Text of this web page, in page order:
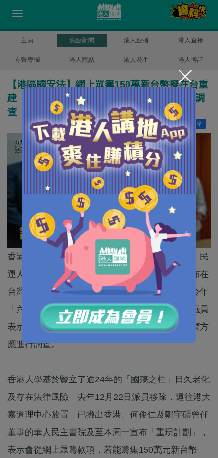
主頁 焦點新聞 港人點播 港人直播
有聲專欄 港人觀點 港人花生 港人博評
【港區國安法】網上眾籌150萬新台幣擬在台重
建「國殤之柱」 議員質疑涉違國安法促港警調
查
分享
讚好 12
香港大學去年底移除「國殤之柱」後，由「六四」民
運人士王丹創辦、已撤出香港的華人民主書院宣布在
台灣重建雕像，並更名為「香港恥辱柱」，計劃今年
「六四」豎立在台北中正紀念堂。有本港立法會議員
表示，有關行徑涉嫌違反《港區國安法》，香港警方
應進行調查。
香港大學基於豎立了逾24年的「國殤之柱」日久老化
及存在法律風險，去年12月22日派員移除，運往港大
嘉道理中心放置，已撤出香港、何俊仁及鄭宇碩曾任
董事的華人民主書院及至本周一宣布「重現計劃」，
表示會從網上眾籌款項，若能籌集150萬元新台幣